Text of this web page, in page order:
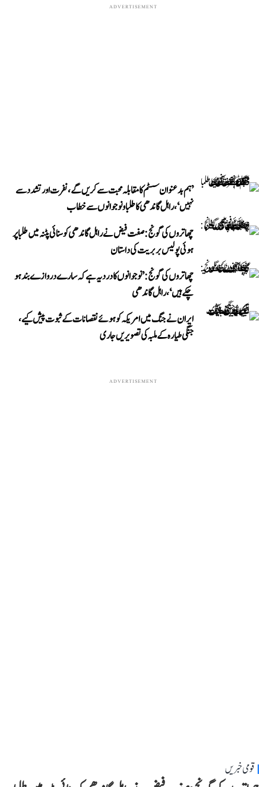
ADVERTISEMENT
’ہم بدعنوان سسٹم کا مقابلہ محبت سے کریں گے، نفرت اور تشدد سے
نہیں‘، راہل گاندھی کا طلبا و نوجوانوں سے خطاب
چھاتروں کی گونج: صفت فیض نے راہل گاندھی کو سنائی پٹنہ میں طلبا پر
ہوئی پولیس بربریت کی داستان
چھاتروں کی گونج: ’نوجوانوں کا درد یہ ہے کہ سارے دروازے بند ہو
چکے ہیں‘، راہل گاندھی
ایران نے جنگ میں امریکہ کو ہوئے نقصانات کے ثبوت پیش کیے،
جنگی طیارہ کے ملبہ کی تصویریں جاری
ADVERTISEMENT
قومی خبریں